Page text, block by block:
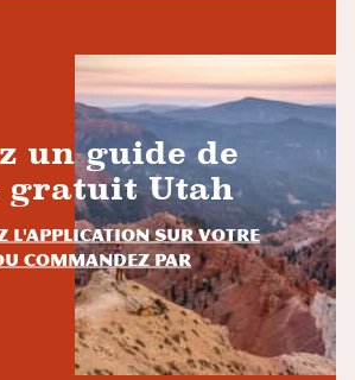
un guide de
gratuit Utah
l'application sur votre
commandez par